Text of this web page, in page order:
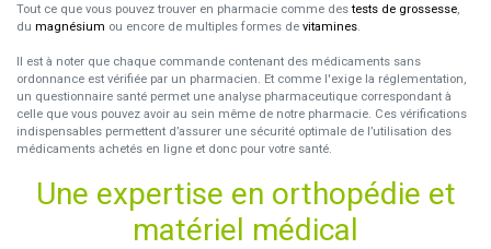
Tout ce que vous pouvez trouver en pharmacie comme destests de grossesse,
du magnésium ou encore de multiples formes de vitamines.
Il est à noter que chaque commande contenant des médicaments sans
ordonnance est vérifiée par un pharmacien. Et comme l'exige la réglementation,
un questionnaire santé permet une analyse pharmaceutique correspondant à
celle que vous pouvez avoir au sein même de notre pharmacie. Ces vérifications
indispensables permettent d’assurer une sécurité optimale de l’utilisation des
médicaments achetés en ligne et donc pour votre santé.
Une expertise en orthopédie et
matériel médical